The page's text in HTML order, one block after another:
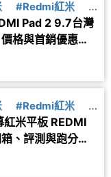
#Redmi紅米
#
Pad 2 9.7台灣
格與首銷優惠一
#Redmi紅米
#
紅米平板 REDMI
、評測與跑分一